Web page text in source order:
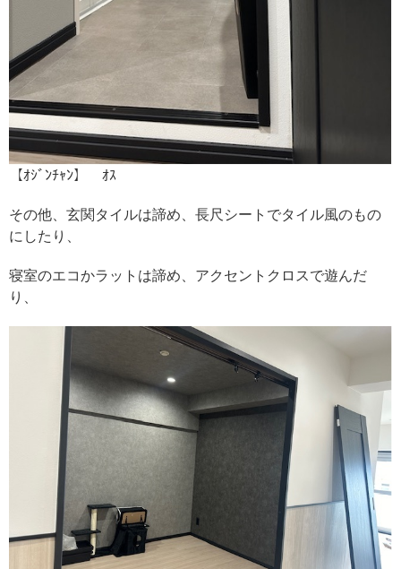
【ｵｼﾞﾝﾁｬﾝ】 ｵｽ
その他、玄関タイルは諦め、長尺シートでタイル風のもの
にしたり、
寝室のエコかラットは諦め、アクセントクロスで遊んだ
り、